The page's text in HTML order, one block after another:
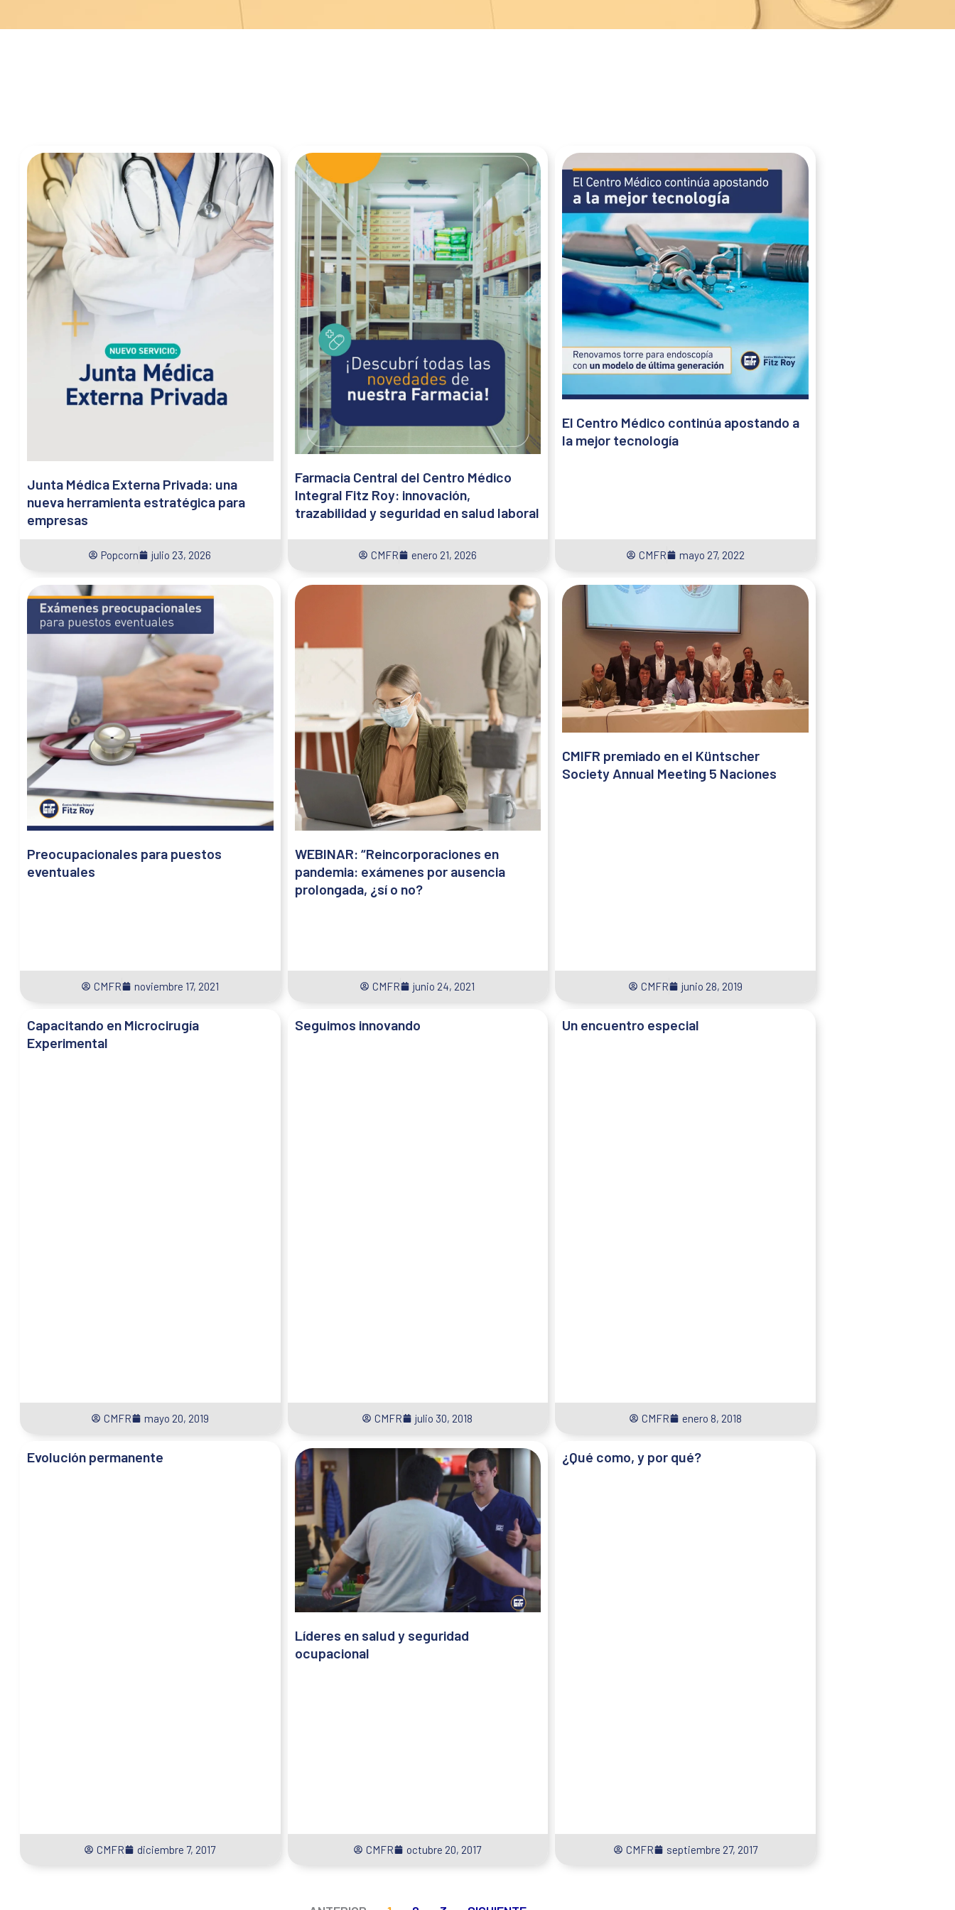
Junta Médica Externa Privada: una
nueva herramienta estratégica para
empresas
Popcorn julio 23, 2026
Farmacia Central del Centro Médico
Integral Fitz Roy: innovación,
trazabilidad y seguridad en salud laboral
CMFR enero 21, 2026
El Centro Médico continúa apostando a
la mejor tecnología
CMFR mayo 27, 2022
Preocupacionales para puestos
eventuales
CMFR noviembre 17, 2021
WEBINAR: “Reincorporaciones en
pandemia: exámenes por ausencia
prolongada, ¿sí o no?
CMFR junio 24, 2021
CMIFR premiado en el Küntscher
Society Annual Meeting 5 Naciones
CMFR junio 28, 2019
Capacitando en Microcirugía
Experimental
CMFR mayo 20, 2019
Seguimos innovando
CMFR julio 30, 2018
Un encuentro especial
CMFR enero 8, 2018
Evolución permanente
CMFR diciembre 7, 2017
Líderes en salud y seguridad
ocupacional
CMFR octubre 20, 2017
¿Qué como, y por qué?
CMFR septiembre 27, 2017
PAGEPAGEPAGE